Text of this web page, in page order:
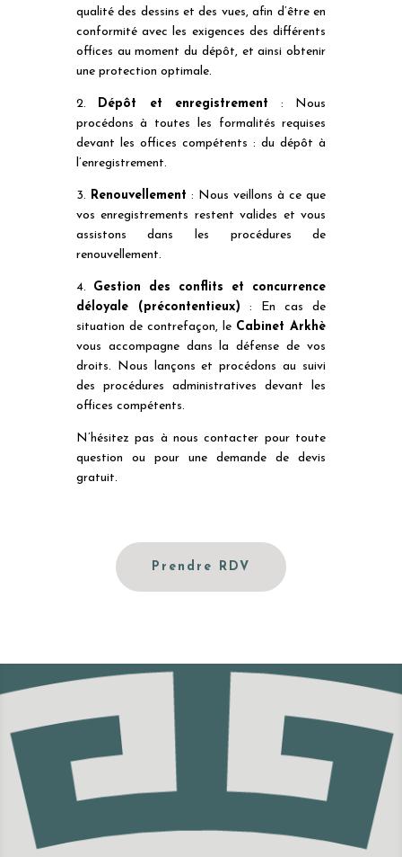
qualité des dessins et des vues, afin d’être en
conformité avec les exigences des différents
offices au moment du dépôt, et ainsi obtenir
une protection optimale.
2. Dépôt et enregistrement : Nous
procédons à toutes les formalités requises
devant les offices compétents : du dépôt à
l’enregistrement.
3. Renouvellement : Nous veillons à ce que
vos enregistrements restent valides et vous
assistons dans les procédures de
renouvellement.
4. Gestion des conflits et concurrence
déloyale (précontentieux) : En cas de
situation de contrefaçon, le Cabinet Arkhè
vous accompagne dans la défense de vos
droits. Nous lançons et procédons au suivi
des procédures administratives devant les
offices compétents.
N’hésitez pas à nous contacter pour toute
question ou pour une demande de devis
gratuit.
Prendre RDV